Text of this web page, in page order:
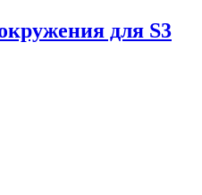
для S3